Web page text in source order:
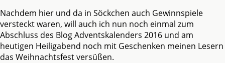
Nachdem hier und da in Söckchen auch Gewinnspiele
versteckt waren, will auch ich nun noch einmal zum
Abschluss des Blog Adventskalenders 2016 und am
heutigen Heiligabend noch mit Geschenken meinen Lesern
das Weihnachtsfest versüßen.